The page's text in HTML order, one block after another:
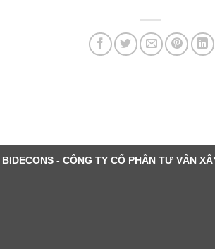
BIDECONS - CÔNG TY CỔ PHẦN TƯ VẤN